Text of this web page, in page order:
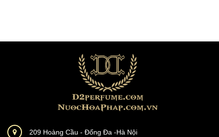
209 Hoàng Cầu - Đống Đa -Hà Nội